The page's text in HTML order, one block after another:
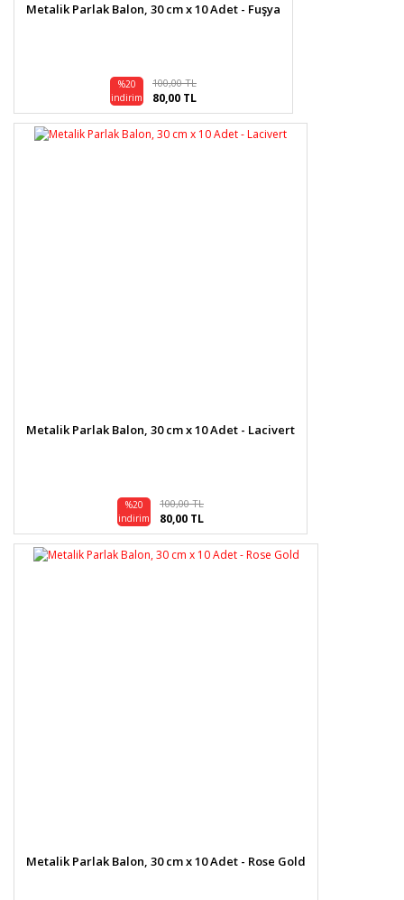
Metalik Parlak Balon, 30 cm x 10 Adet - Fuşya
%20
indirim
100,00 TL
80,00 TL
Metalik Parlak Balon, 30 cm x 10 Adet - Lacivert
%20
indirim
100,00 TL
80,00 TL
Metalik Parlak Balon, 30 cm x 10 Adet - Rose Gold